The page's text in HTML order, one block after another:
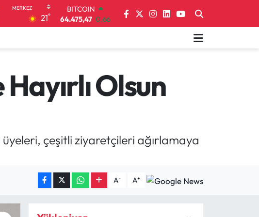
21°
DOLAR
47,5971 0.05
6518.23
0.39
BİST100 Olsun
çeşitli ziyaretçileri ağırlamaya
A- A+